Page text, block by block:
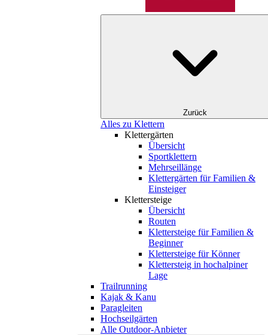
Zurück
Alles zu Klettern
Klettergärten
Übersicht
Sportklettern
Mehrseillänge
Klettergärten für Familien &
Einsteiger
Klettersteige
Übersicht
Routen
Klettersteige für Familien &
Beginner
Klettersteige für Könner
Klettersteig in hochalpiner
Lage
Trailrunning
Kajak & Kanu
Paragleiten
Hochseilgärten
Alle Outdoor-Anbieter